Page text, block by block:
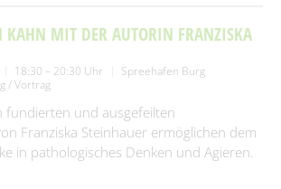
MIT DER AUTORIN FRANZISKA
18:30 – 20:30 Uhr
Spreehafen Burg
/ Vortrag
fundierten und ausgefeilten
Franziska Steinhauer ermöglichen dem
in pathologisches Denken und Agieren.